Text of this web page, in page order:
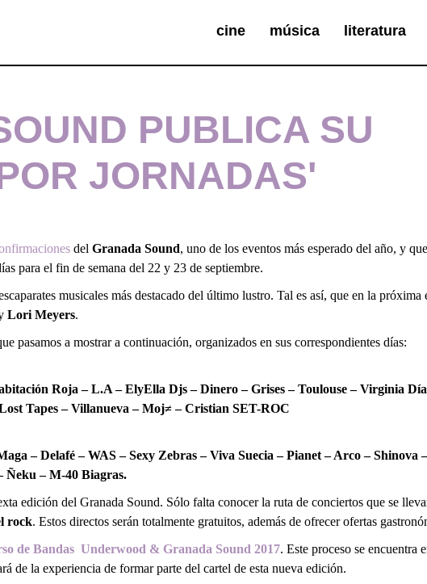
cine música literatura
PUBLICA SU
JORNADAS'
del Granada Sound, uno de los eventos más esperado del año, y
para el fin de semana del 22 y 23 de septiembre.
musicales más destacado del último lustro. Tal es así, que en la
Lori Meyers.
pasamos a mostrar a continuación, organizados en sus correspondientes días:
Roja – L.A – ElyElla Djs – Dinero – Grises – Toulouse – Virginia
Tapes – Villanueva – Moj≠ – Cristian SET-ROC
– Delafé – WAS – Sexy Zebras – Viva Suecia – Pianet – Arco – Shinova
Ñeku – M-40 Biagras.
edición del Granada Sound. Sólo falta conocer la ruta de conciertos que se
rock. Estos directos serán totalmente gratuitos, además de ofrecer ofertas
de Bandas Underwood & Granada Sound 2017. Este proceso se encuentra
de la experiencia de formar parte del cartel de esta nueva edición.